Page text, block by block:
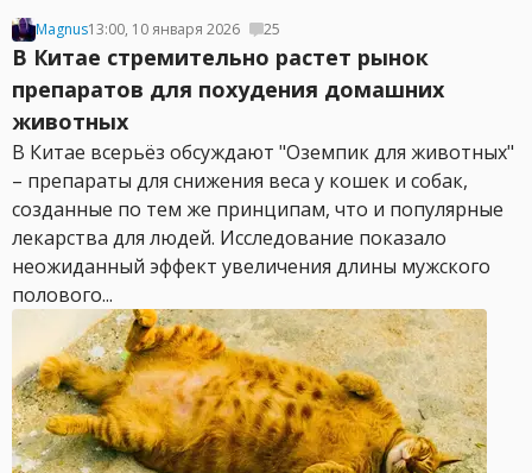
Magnus13:00, 10 января 2026 25
В Китае стремительно растет рынок
препаратов для похудения домашних
животных
В Китае всерьёз обсуждают "Оземпик для животных"
– препараты для снижения веса у кошек и собак,
созданные по тем же принципам, что и популярные
лекарства для людей. Исследование показало
неожиданный эффект увеличения длины мужского
полового...